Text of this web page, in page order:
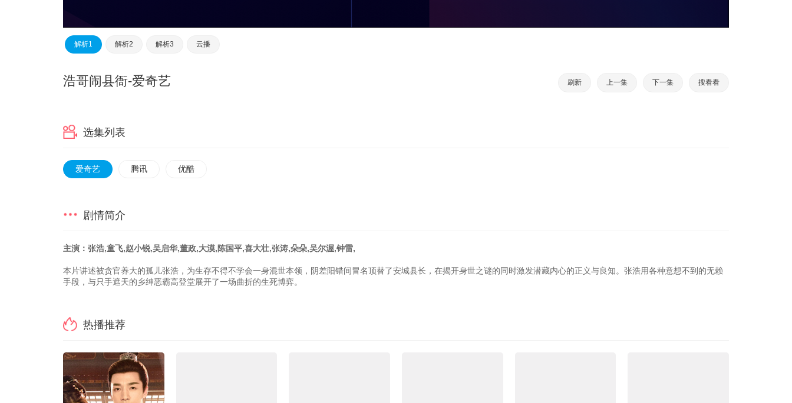
解析1 解析2 解析3 云播
刷新 上一集 下一集 搜看看
浩哥闹县衙-爱奇艺
选集列表
爱奇艺 腾讯 优酷
剧情简介
主演：张浩,童飞,赵小锐,吴启华,董政,大漠,陈国平,喜大壮,张涛,朵朵,吴尔渥,钟雷,
本片讲述被贪官养大的孤儿张浩，为生存不得不学会一身混世本领，阴差阳错间冒名顶替了安城县长，在揭开身世之谜的同时激发潜藏内心的正义与良知。张浩用各种意想不到的无赖
手段，与只手遮天的乡绅恶霸高登堂展开了一场曲折的生死博弈。
热播推荐